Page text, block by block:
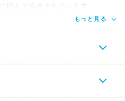
因んで命名されています。
もっと見る